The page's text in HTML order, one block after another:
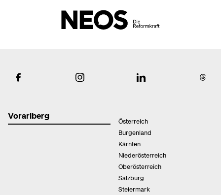
Vorarlberg
Österreich
Burgenland
Kärnten
Niederösterreich
Oberösterreich
Salzburg
Steiermark